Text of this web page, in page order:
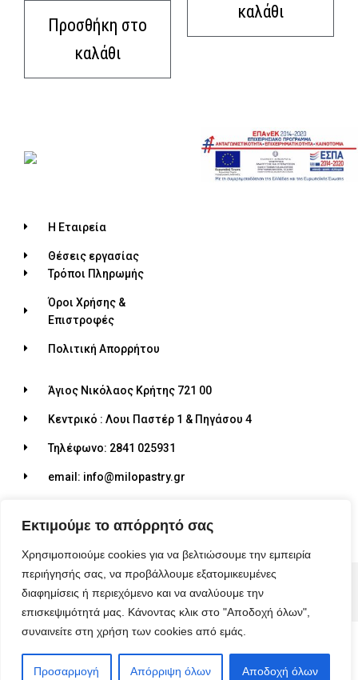
Εκτιμούμε το απόρρητό σας
Χρησιμοποιούμε cookies για να βελτιώσουμε την εμπειρία
περιήγησής σας, να προβάλλουμε εξατομικευμένες
διαφημίσεις ή περιεχόμενο και να αναλύουμε την
επισκεψιμότητά μας. Κάνοντας κλικ στο "Αποδοχή όλων",
συναινείτε στη χρήση των cookies από εμάς.
Προσαρμογή Απόρριψη όλων Αποδοχή όλων
Προσθήκη στο
καλάθι
καλάθι
Η Εταιρεία
Θέσεις εργασίας
Τρόποι Πληρωμής
Όροι Χρήσης &
Επιστροφές
Πολιτική Απορρήτου
Άγιος Νικόλαος Κρήτης 721 00
Κεντρικό : Λουι Παστέρ 1 & Πηγάσου 4
Τηλέφωνο: 2841 025931
email: info@milopastry.gr
© 2026 ALL RIGHTS RESERVED​